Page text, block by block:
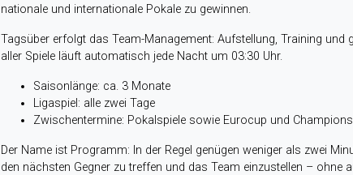
nationale und internationale Pokale zu gewinnen.
Tagsüber erfolgt das Team-Management: Aufstellung, Training und
aller Spiele läuft automatisch jede Nacht um 03:30 Uhr.
Saisonlänge: ca. 3 Monate
Ligaspiel: alle zwei Tage
Zwischentermine: Pokalspiele sowie Eurocup und
Der Name ist Programm: In der Regel genügen weniger als zwei
den nächsten Gegner zu treffen und das Team einzustellen – ohne